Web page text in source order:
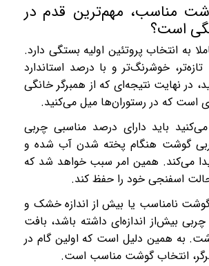
مناسب، مهم‌ترین قدم در
است؟
به انتخاب پروتئین اولیه بستگی دارد.
خوشرنگ‌تر و با درصد استاندارد
در نهایت نتیجه‌ای که از همبرگر خانگی
است که در رستوران‌ها میل می‌کنید.
باید دارای درصد مناسبی چربی
گوشت هنگام پخته شدن آب شده و
می‌کند. همین امر سبب خواهد شد که
اسفنجی خود را حفظ کند.
نامناسب یا بیش از اندازه خشک و
بیش‌از اندازه‌ای داشته باشد، بافت
به همین دلیل است که اولین گام در
انتخاب گوشت مناسب است.